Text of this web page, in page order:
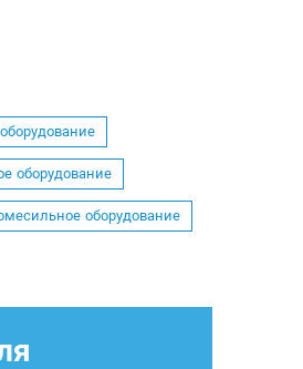
оборудование
оборудование